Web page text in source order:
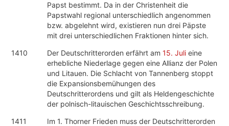
Papst bestimmt. Da in der Christenheit die
Papstwahl regional unterschiedlich angenommen
bzw. abgelehnt wird, existieren nun drei Päpste
mit drei unterschiedlichen Fraktionen hinter sich.
1410
Der Deutschritterorden erfährt am 15. Juli eine
erhebliche Niederlage gegen eine Allianz der Polen
und Litauen. Die Schlacht von Tannenberg stoppt
die Expansionsbemühungen des
Deutschritterordens und gilt als Heldengeschichte
der polnisch-litauischen Geschichtsschreibung.
1411
Im 1. Thorner Frieden muss der Deutschritterorden